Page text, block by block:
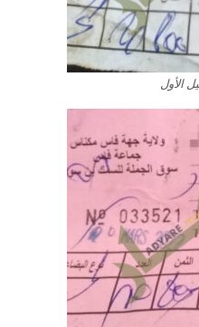
الأول